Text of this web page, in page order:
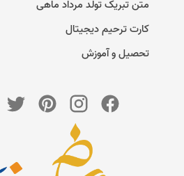
متن تبریک تولد مرداد ماهی
کارت ترحیم دیجیتال
تحصیل و آموزش